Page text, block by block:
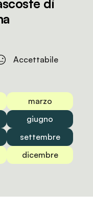
di
Accettabile
marzo
giugno
settembre
dicembre